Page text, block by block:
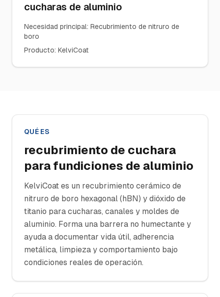
cucharas de aluminio
Necesidad principal: Recubrimiento de nitruro de
boro
Producto: KelviCoat
QUÉ ES
recubrimiento de cuchara
para fundiciones de aluminio
KelviCoat es un recubrimiento cerámico de
nitruro de boro hexagonal (hBN) y dióxido de
titanio para cucharas, canales y moldes de
aluminio. Forma una barrera no humectante y
ayuda a documentar vida útil, adherencia
metálica, limpieza y comportamiento bajo
condiciones reales de operación.